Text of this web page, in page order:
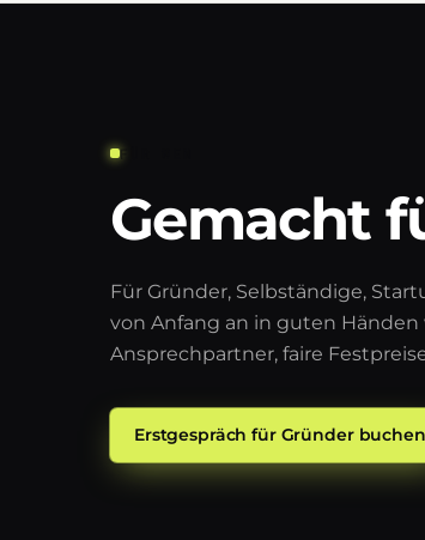
Gemacht
Für Gründer, Selbständige,
von Anfang an in guten Händen
Ansprechpartner, faire
Erstgespräch für Gründer buchen